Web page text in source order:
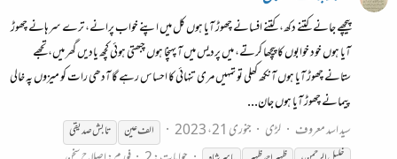
پیچھے جانے کتنے دکھ، کتنے افسانے چھوڑ آیا ہوں کل میں اپنے خواب پرانے، ترے سرہانے چھوڑ
آیا ہوں خود خوابوں کا پیچھا کرتے، میں پردیس میں آ پہنچا ہوں چبھتی ہوئی کچھ یادیں گھر میں، تجھے
ستانے چھوڑ آیا ہوں آنکھ کھلی تو تمہیں مری تنہائی کا احساس رہے گا آدھی رات کو میزوں پہ خالی
پیمانے چھوڑ آیا ہوں جان...
سید اسد معروف
لڑی جنوری 21، 2023 الف عین
تابش صدیقی